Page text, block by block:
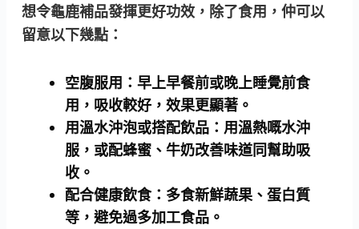
想令龜鹿補品發揮更好功效，除了食用，仲可以
留意以下幾點：
空腹服用 ：早上早餐前或晚上睡覺前食
用，吸收較好，效果更顯著。
用溫水沖泡或搭配飲品 ：用溫熱嘅水沖
服，或配蜂蜜、牛奶改善味道同幫助吸
收。
配合健康飲食：多食新鮮蔬果、蛋白質
等，避免過多加工食品。